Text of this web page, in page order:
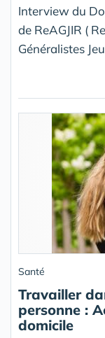
Interview du
de ReAGJIR (
Généralistes
Santé
Travailler
personne :
domicile